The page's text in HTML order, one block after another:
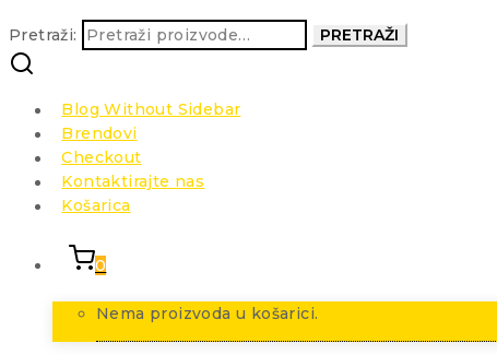
Pretraži: PRETRAŽI
Blog Without Sidebar
Brendovi
Checkout
Kontaktirajte nas
Košarica
0
Nema proizvoda u košarici.